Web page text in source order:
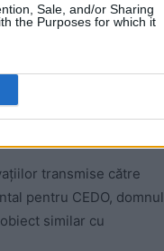
Sale, and/or Sharing
the Purposes for which it
acesta
obțină o soluție
transmise către
pentru CEDO, domnul
similar cu